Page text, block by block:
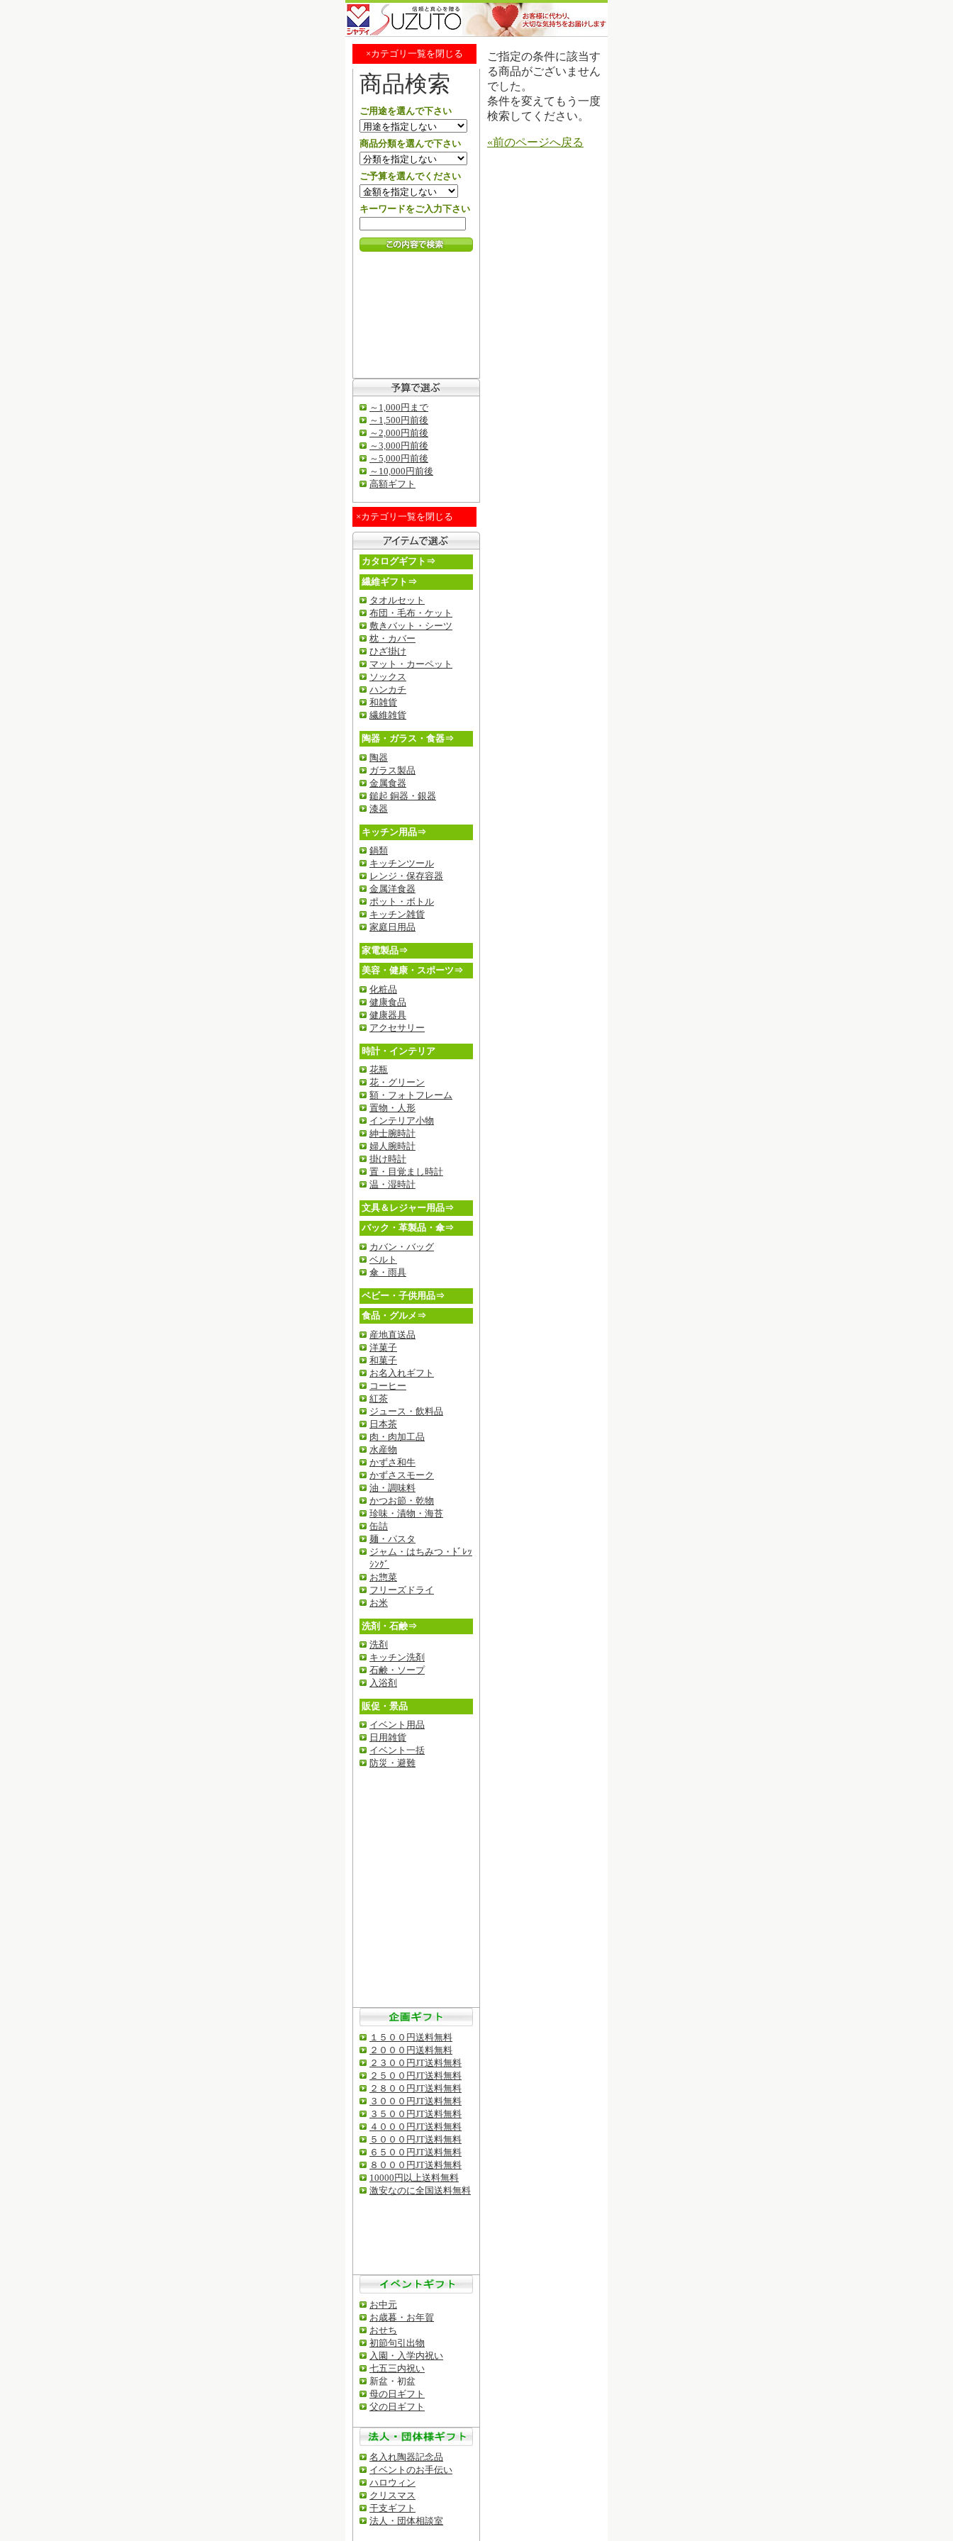
×カテゴリ一覧を閉じる
商品検索
ご用途を選んで下さい
商品分類を選んで下さい
ご予算を選んでください
キーワードをご入力下さい
～1,000円まで
～1,500円前後
～2,000円前後
～3,000円前後
～5,000円前後
～10,000円前後
高額ギフト
×カテゴリ一覧を閉じる
カタログギフト⇒
繊維ギフト⇒
タオルセット
布団・毛布・ケット
敷きバット・シーツ
枕・カバー
ひざ掛け
マット・カーペット
ソックス
ハンカチ
和雑貨
繊維雑貨
陶器・ガラス・食器⇒
陶器
ガラス製品
金属食器
鎚起 銅器・銀器
漆器
キッチン用品⇒
鍋類
キッチンツール
レンジ・保存容器
金属洋食器
ポット・ボトル
キッチン雑貨
家庭日用品
家電製品⇒
美容・健康・スポーツ⇒
化粧品
健康食品
健康器具
アクセサリー
時計・インテリア
花瓶
花・グリーン
額・フォトフレーム
置物・人形
インテリア小物
紳士腕時計
婦人腕時計
掛け時計
置・目覚まし時計
温・湿時計
文具＆レジャー用品⇒
バック・革製品・傘⇒
カバン・バッグ
ベルト
傘・雨具
ベビー・子供用品⇒
食品・グルメ⇒
産地直送品
洋菓子
和菓子
お名入れギフト
コーヒー
紅茶
ジュース・飲料品
日本茶
肉・肉加工品
水産物
かずさ和牛
かずさスモーク
油・調味料
かつお節・乾物
珍味・漬物・海苔
缶詰
麺・パスタ
ジャム・はちみつ・ﾄﾞﾚｯ
ｼﾝｸﾞ
お惣菜
フリーズドライ
お米
洗剤・石鹸⇒
洗剤
キッチン洗剤
石鹸・ソープ
入浴剤
販促・景品
イベント用品
日用雑貨
イベント一括
防災・避難
１５００円送料無料
２０００円送料無料
２３００円JT送料無料
２５００円JT送料無料
２８００円JT送料無料
３０００円JT送料無料
３５００円JT送料無料
４０００円JT送料無料
５０００円JT送料無料
６５００円JT送料無料
８０００円JT送料無料
10000円以上送料無料
激安なのに全国送料無料
お中元
お歳暮・お年賀
おせち
初節句引出物
入園・入学内祝い
七五三内祝い
新盆・初盆
母の日ギフト
父の日ギフト
名入れ陶器記念品
イベントのお手伝い
ハロウィン
クリスマス
干支ギフト
法人・団体相談室
ご指定の条件に該当す
る商品がございません
でした。
条件を変えてもう一度
検索してください。
«前のページへ戻る